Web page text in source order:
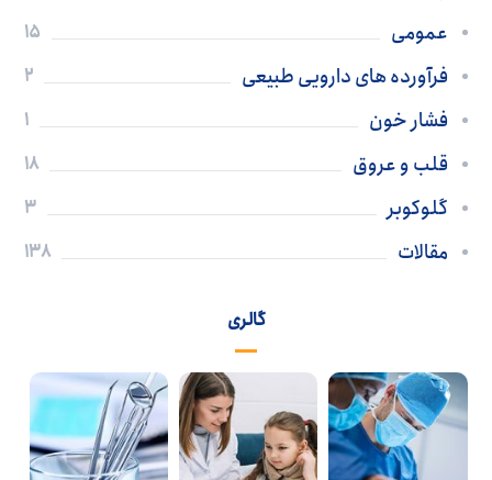
عمومی 15
فرآورده های دارویی طبیعی 2
فشار خون 1
قلب و عروق 18
گلوکوبر 3
مقالات 138
گالری